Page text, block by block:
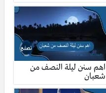
اهم سنن ليلة النصف من
شعبان